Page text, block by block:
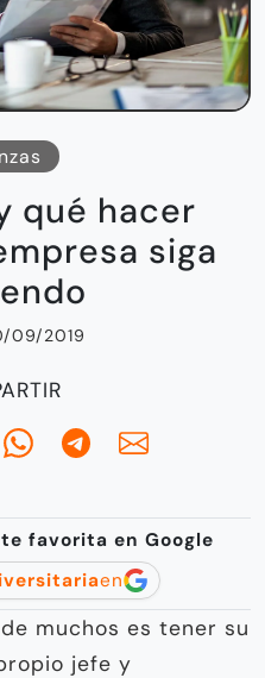
qué hacer
siga
09/2019
favorita en Google
en
muchos es tener su
jefe y